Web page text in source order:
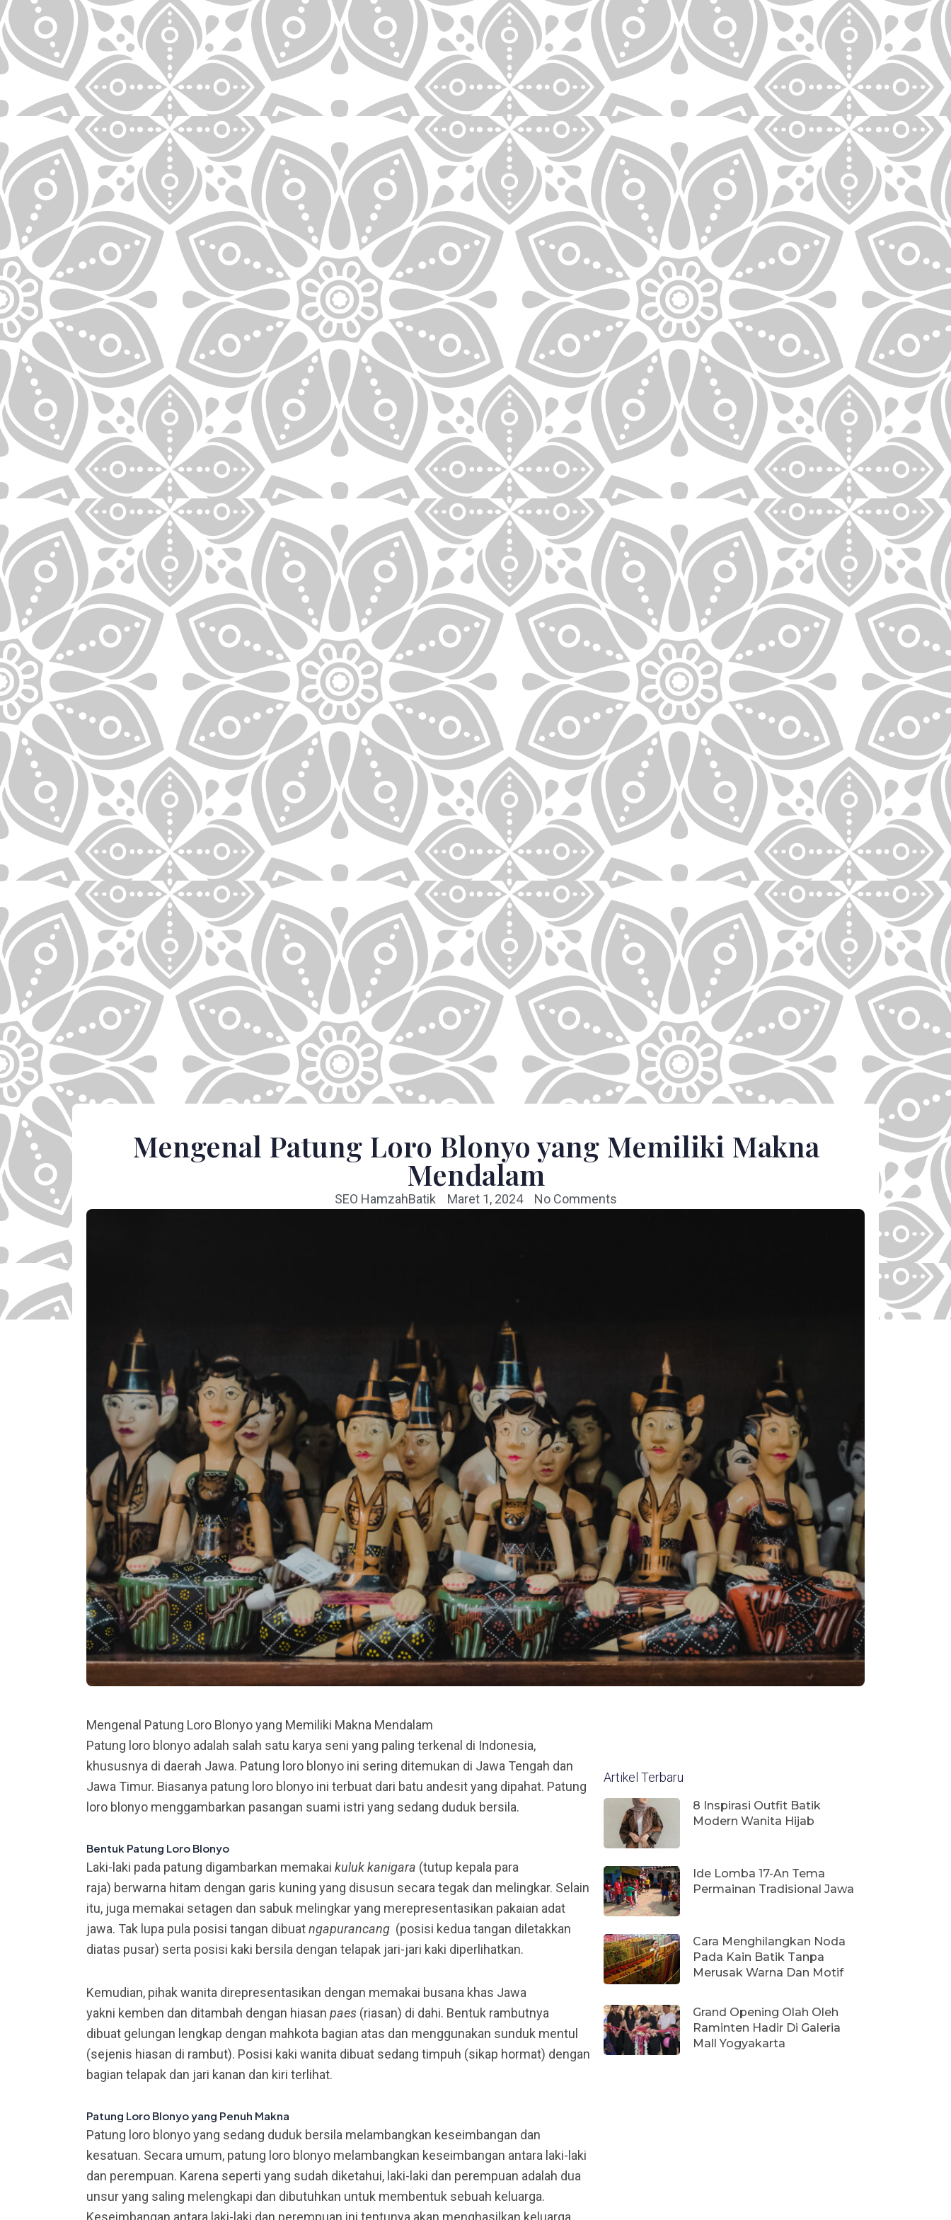
Mengenal Patung Loro Blonyo yang Memiliki Makna
Mendalam
SEO HamzahBatik Maret 1, 2024 No Comments
Mengenal Patung Loro Blonyo yang Memiliki Makna Mendalam
Patung loro blonyo adalah salah satu karya seni yang paling terkenal di Indonesia,
khususnya di daerah Jawa. Patung loro blonyo ini sering ditemukan di Jawa Tengah dan
Jawa Timur. Biasanya patung loro blonyo ini terbuat dari batu andesit yang dipahat. Patung
loro blonyo menggambarkan pasangan suami istri yang sedang duduk bersila.
Bentuk Patung Loro Blonyo
Laki-laki pada patung digambarkan memakai kuluk kanigara (tutup kepala para
raja) berwarna hitam dengan garis kuning yang disusun secara tegak dan melingkar. Selain
itu, juga memakai setagen dan sabuk melingkar yang merepresentasikan pakaian adat
jawa. Tak lupa pula posisi tangan dibuatngapurancang (posisi kedua tangan diletakkan
diatas pusar) serta posisi kaki bersila dengan telapak jari-jari kaki diperlihatkan.
Kemudian, pihak wanita direpresentasikan dengan memakai busana khas Jawa
yakni kemben dan ditambah dengan hiasan paes (riasan) di dahi. Bentuk rambutnya
dibuat gelungan lengkap dengan mahkota bagian atas dan menggunakan sunduk mentul
(sejenis hiasan di rambut). Posisi kaki wanita dibuat sedang timpuh (sikap hormat) dengan
bagian telapak dan jari kanan dan kiri terlihat.
Patung Loro Blonyoyang Penuh Makna
Patung loro blonyo yang sedang duduk bersila melambangkan keseimbangan dan
kesatuan. Secara umum, patung loro blonyo melambangkan keseimbangan antara laki-laki
dan perempuan. Karena seperti yang sudah diketahui, laki-laki dan perempuan adalah dua
unsur yang saling melengkapi dan dibutuhkan untuk membentuk sebuah keluarga.
Keseimbangan antara laki-laki dan perempuan ini tentunya akan menghasilkan keluarga
Artikel Terbaru
8 Inspirasi Outfit Batik
Modern Wanita Hijab
Ide Lomba 17-An Tema
Permainan Tradisional Jawa
Cara Menghilangkan Noda
Pada Kain Batik Tanpa
Merusak Warna Dan Motif
Grand Opening Olah Oleh
Raminten Hadir Di Galeria
Mall Yogyakarta